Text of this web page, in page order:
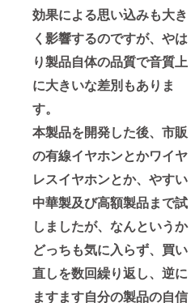
効果による思い込みも大き
く影響するのですが、やは
り製品自体の品質で音質上
に大きいな差別もありま
す。
本製品を開発した後、市販
の有線イヤホンとかワイヤ
レスイヤホンとか、やすい
中華製及び高額製品まで試
しましたが、なんというか
どっちも気に入らず、買い
直しを数回繰り返し、逆に
ますます自分の製品の自信